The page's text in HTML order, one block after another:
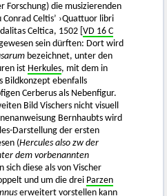
Forschung) die musizierenden
Celtis’ ›Quattuor libri
Celtica, 1502 [ VD 16 C
sein dürften: Dort wird
bezeichnet, unter den
ist Herkules, mit dem in
Bildkonzept ebenfalls
Cerberus als Nebenfigur.
Bild Vischers nicht visuell
Bernhaubts wird
Darstellung der ersten
(Hercules also zw der
dem vorbenannten
sich diese als von Vischer
und um die drei Parzen
erweitert vorstellen kann